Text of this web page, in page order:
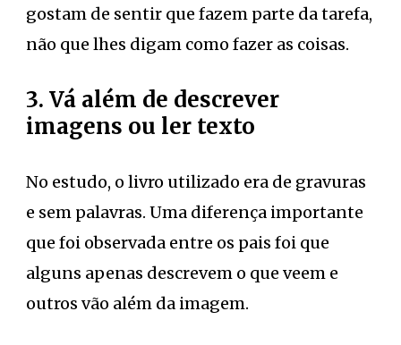
gostam de sentir que fazem parte da tarefa,
não que lhes digam como fazer as coisas.
3. Vá além de descrever
imagens ou ler texto
No estudo, o livro utilizado era de gravuras
e sem palavras. Uma diferença importante
que foi observada entre os pais foi que
alguns apenas descrevem o que veem e
outros vão além da imagem.